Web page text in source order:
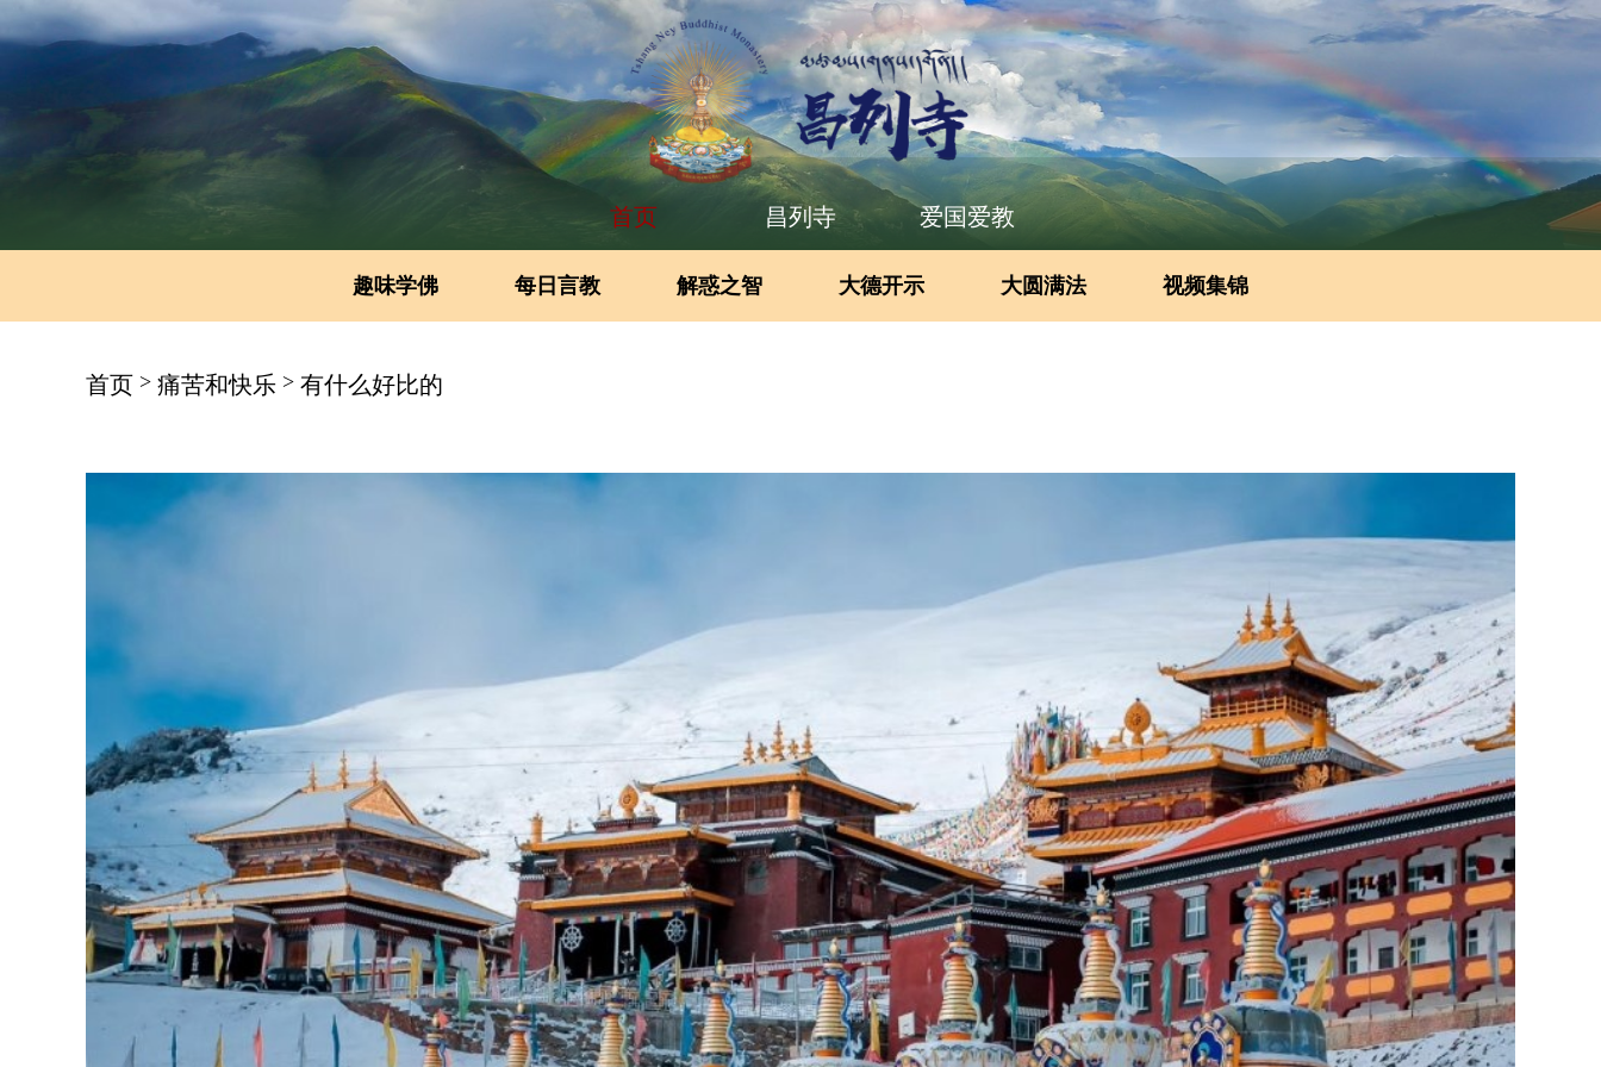
首页 昌列寺 爱国爱教
趣味学佛 每日言教 解惑之智 大德开示 大圆满法 视频集锦
首页 > 痛苦和快乐 > 有什么好比的